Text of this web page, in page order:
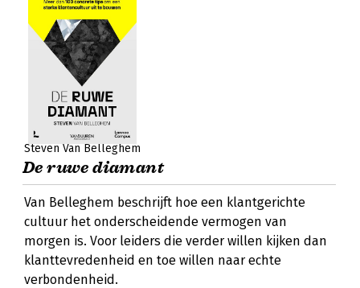
Steven Van Belleghem
De ruwe diamant
Van Belleghem beschrijft hoe een klantgerichte
cultuur het onderscheidende vermogen van
morgen is. Voor leiders die verder willen kijken dan
klanttevredenheid en toe willen naar echte
verbondenheid.